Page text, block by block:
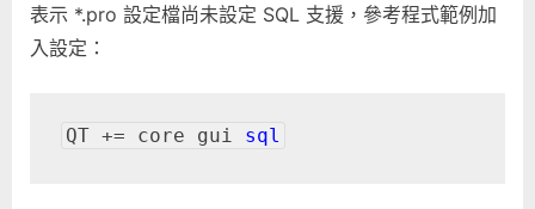
表示 *.pro 設定檔尚未設定 SQL 支援，參考程式範例加
入設定：
QT += core gui sql